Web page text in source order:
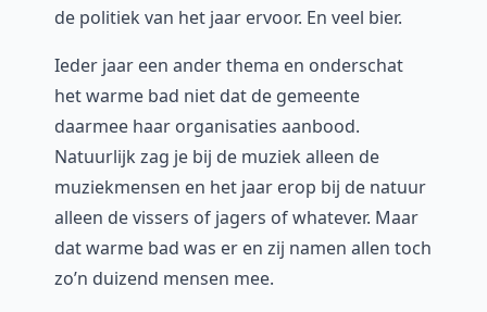
de politiek van het jaar ervoor. En veel bier.
Ieder jaar een ander thema en onderschat
het warme bad niet dat de gemeente
daarmee haar organisaties aanbood.
Natuurlijk zag je bij de muziek alleen de
muziekmensen en het jaar erop bij de natuur
alleen de vissers of jagers of whatever. Maar
dat warme bad was er en zij namen allen toch
zo’n duizend mensen mee.